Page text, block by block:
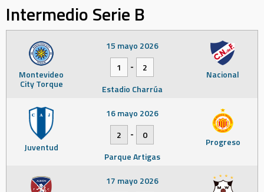
Intermedio Serie B
Montevideo
City Torque
Nacional
15 mayo 2026
1
-
2
Estadio Charrúa
Juventud Progreso
16 mayo 2026
2
-
0
Parque Artigas
17 mayo 2026